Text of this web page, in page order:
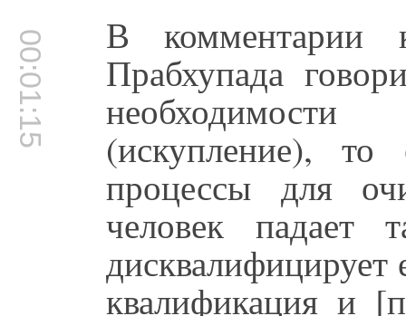
00:01:15 В комментарии
Прабхупада
(искупление), то
процессы для
человек
дисквалифицирует
квалификация и